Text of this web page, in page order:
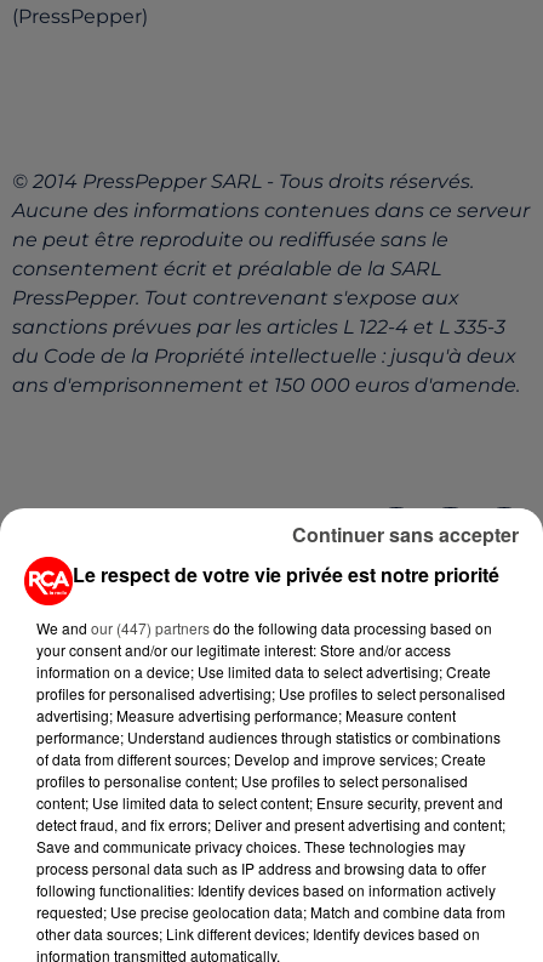
(PressPepper)
© 2014 PressPepper SARL - Tous droits réservés.
Aucune des informations contenues dans ce serveur
ne peut être reproduite ou rediffusée sans le
consentement écrit et préalable de la SARL
PressPepper. Tout contrevenant s'expose aux
sanctions prévues par les articles L 122-4 et L 335-3
du Code de la Propriété intellectuelle : jusqu'à deux
ans d'emprisonnement et 150 000 euros d'amende.
A LIRE AUSSI...
5 août 2026
MANGER SAINEMENT COÛTE 25 %
PLUS CHER QU'IL Y A CINQ ANS,
ALERTE L’ONU
Le respect de votre vie privée est notre priorité
We and our (447) partnersdo the following data processing based on
your consent and/or our legitimate interest: Store and/or access
information on a device; Use limited data to select advertising; Create
profiles for personalised advertising; Use profiles to select personalised
advertising; Measure advertising performance; Measure content
performance; Understand audiences through statistics or combinations
of data from different sources; Develop and improve services; Create
profiles to personalise content; Use profiles to select personalised
content; Use limited data to select content; Ensure security, prevent and
detect fraud, and fix errors; Deliver and present advertising and content;
Save and communicate privacy choices. These technologies may
process personal data such as IP address and browsing data to offer
following functionalities: Identify devices based on information actively
requested; Use precise geolocation data; Match and combine data from
other data sources; Link different devices; Identify devices based on
information transmitted automatically.
Continuer sans accepter